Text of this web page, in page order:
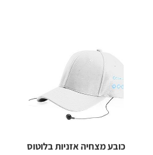
כובע מצחיה אזניות בלוטוס